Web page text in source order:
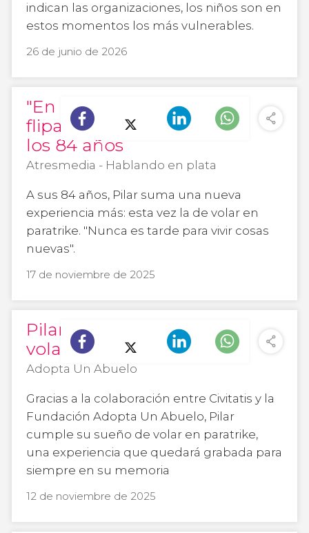
indican las organizaciones, los niños son en
estos momentos los más vulnerables.
26 de junio de 2026
"En la residencia van a
flipar": Hace paratrike a
los 84 años
Atresmedia - Hablando en plata
A sus 84 años, Pilar suma una nueva
experiencia más: esta vez la de volar en
paratrike. "Nunca es tarde para vivir cosas
nuevas".
17 de noviembre de 2025
Pilar cumple su sueño de
volar en paratrike
Adopta Un Abuelo
Gracias a la colaboración entre Civitatis y la
Fundación Adopta Un Abuelo, Pilar
cumple su sueño de volar en paratrike,
una experiencia que quedará grabada para
siempre en su memoria
12 de noviembre de 2025